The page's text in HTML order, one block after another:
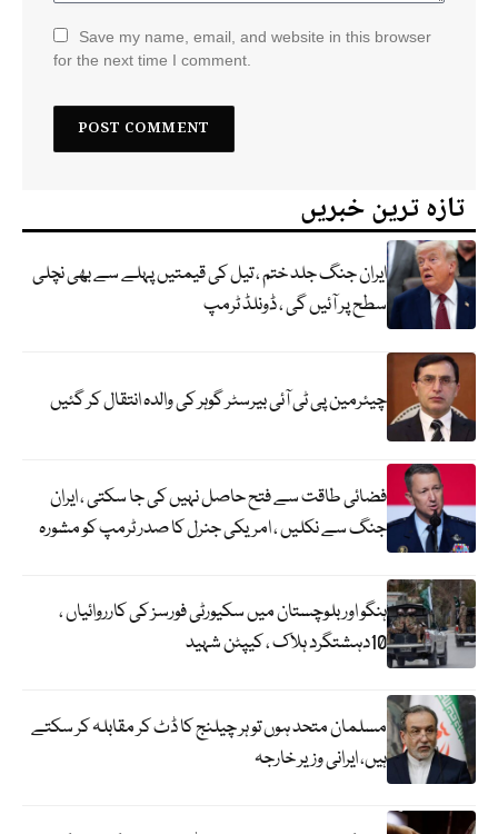
Save my name, email, and website in this browser
for the next time I comment.
تازہ ترین خبریں
ایران جنگ جلد ختم ، تیل کی قیمتیں پہلے سے بھی نچلی
سطح پر آئیں گی ، ڈونلڈ ٹرمپ
چیئرمین پی ٹی آئی بیرسٹر گوہر کی والدہ انتقال کر گئیں
فضائی طاقت سے فتح حاصل نہیں کی جا سکتی ، ایران
جنگ سے نکلیں ، امریکی جنرل کا صدر ٹرمپ کو مشورہ
ہنگو اور بلوچستان میں سکیورٹی فورسز کی کارروائیاں ،
10دہشتگرد ہلاک ، کیپٹن شہید
مسلمان متحد ہوں تو ہر چیلنج کا ڈٹ کر مقابلہ کر سکتے
ہیں، ایرانی وزیر خارجہ